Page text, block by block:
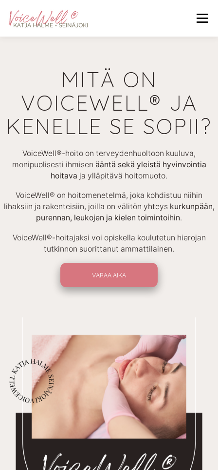
sisältöön
Valikko
YHTEYSTIEDOT LAHJAKORTIT VARAA AIKA
MITÄ ON
VOICEWELL® JA
KENELLE SE SOPII?
VoiceWell®-hoito on terveydenhuoltoon kuuluva,
monipuolisesti ihmisen ääntä sekä yleistä hyvinvointia
hoitava ja ylläpitävä hoitomuoto.
VoiceWell® on hoitomenetelmä, joka kohdistuu niihin
lihaksiin ja rakenteisiin, joilla on välitön yhteys kurkunpään,
purennan, leukojen ja kielen toimintoihin.
VoiceWell®-hoitajaksi voi opiskella koulutetun hierojan
tutkinnon suorittanut ammattilainen.
VARAA AIKA